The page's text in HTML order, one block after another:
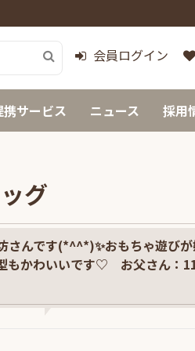
会員ログイン
携サービス ニュース 採用
グ
さんです(*^^*)✨おもちゃ遊び
もかわいいです♡ お父さん：